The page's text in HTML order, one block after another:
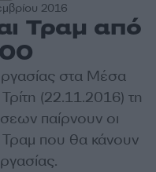
2016
Τραμ από
στα Μέσα
(22.11.2016) τη
παίρνουν οι
που θα κάνουν